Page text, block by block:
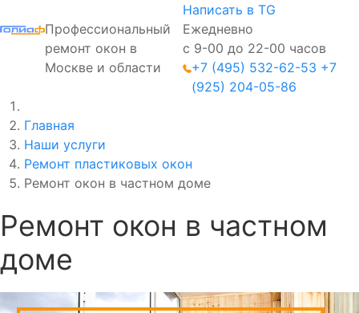
Профессиональный
ремонт окон в
Москве и области
Написать в TG
Ежедневно
с 9-00 до 22-00 часов
+7 (495) 532-62-53 +7
(925) 204-05-86
Главная
Наши услуги
Ремонт пластиковых окон
Ремонт окон в частном доме
Ремонт окон в частном
доме